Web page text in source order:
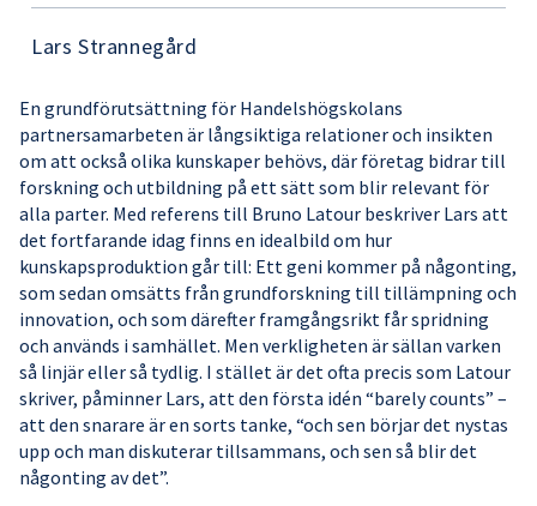
Lars Strannegård
En grundförutsättning för Handelshögskolans
partnersamarbeten är långsiktiga relationer och insikten
om att också olika kunskaper behövs, där företag bidrar till
forskning och utbildning på ett sätt som blir relevant för
alla parter. Med referens till Bruno Latour beskriver Lars att
det fortfarande idag finns en idealbild om hur
kunskapsproduktion går till: Ett geni kommer på någonting,
som sedan omsätts från grundforskning till tillämpning och
innovation, och som därefter framgångsrikt får spridning
och används i samhället. Men verkligheten är sällan varken
så linjär eller så tydlig. I stället är det ofta precis som Latour
skriver, påminner Lars, att den första idén “barely counts” –
att den snarare är en sorts tanke, “och sen börjar det nystas
upp och man diskuterar tillsammans, och sen så blir det
någonting av det”.